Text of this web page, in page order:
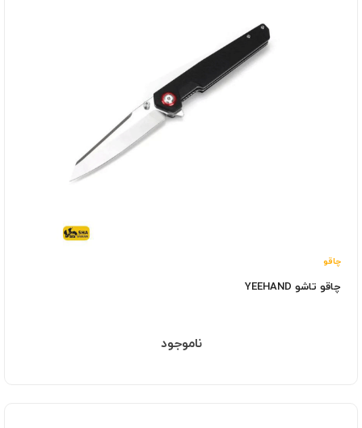
چاقو
چاقو تاشو YEEHAND
ناموجود